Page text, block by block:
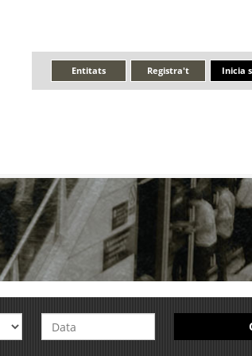
Inicia
Registra't
Entitats